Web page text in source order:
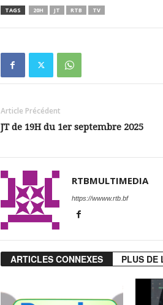
TAGS 20H JT RTB TV
Article Précédent
JT de 19H du 1er septembre 2025
RTBMULTIMEDIA
https://wwww.rtb.bf
ARTICLES CONNEXES PLUS DE